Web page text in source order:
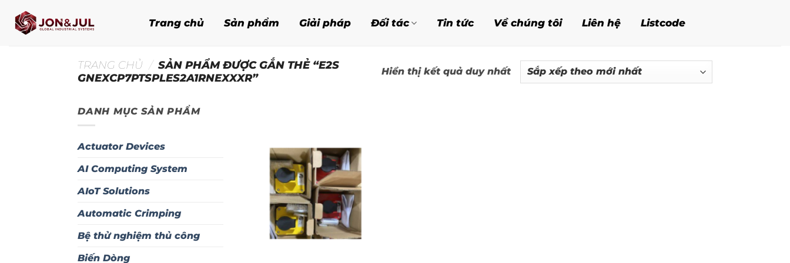
qua
Trang chủ Sản phẩm Giải pháp Đối tác Tin tức Về chúng tôi Liên hệ Listcode
TRANG CHỦ / SẢN PHẨM ĐƯỢC GẮN THẺ “E2S
GNEXCP7PTSPLES2A1RNEXXXR”
Hiển thị kết quả duy nhất
DANH MỤC SẢN PHẨM
Actuator Devices
AI Computing System
AIoT Solutions
Automatic Crimping
Bệ thử nghiệm thủ công
Biến Dòng